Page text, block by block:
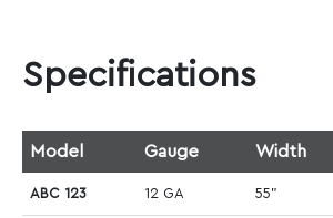
Specifications
Model Gauge Width
ABC 123 12 GA 55"